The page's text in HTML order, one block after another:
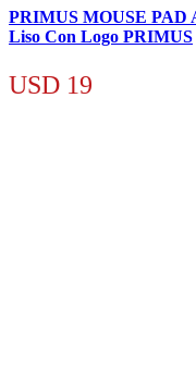
PRIMUS MOUSE PAD
Liso Con Logo PRIMUS
USD 19